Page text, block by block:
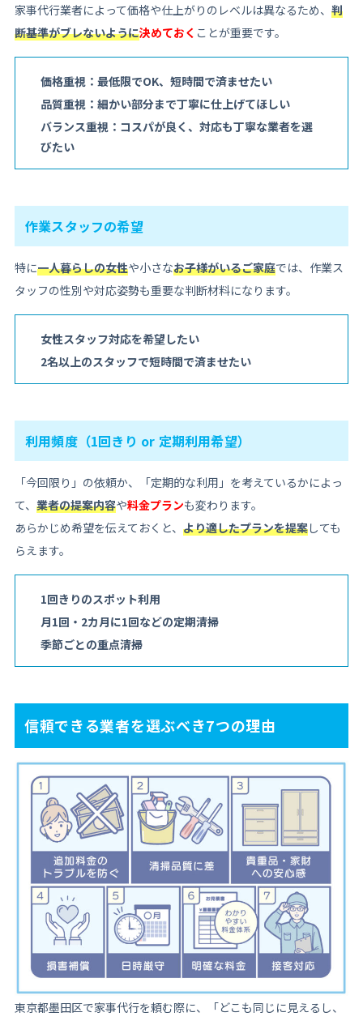
家事代行業者によって価格や仕上がりのレベルは異なるため、 判
断基準がブレないように決めておく ことが重要です。
価格重視：最低限でOK、短時間で済ませたい
品質重視：細かい部分まで丁寧に仕上げてほしい
バランス重視：コスパが良く、対応も丁寧な業者を選
びたい
作業スタッフの希望
特に一人暮らしの女性や小さなお子様がいるご家庭では、作業ス
タッフの性別や対応姿勢も重要な判断材料になります。
女性スタッフ対応を希望したい
2名以上のスタッフで短時間で済ませたい
利用頻度（1回きり or 定期利用希望）
「今回限り」の依頼か、「定期的な利用」を考えているかによっ
て、 業者の提案内容や料金プランも変わります。
あらかじめ希望を伝えておくと、 より適したプランを提案しても
らえます。
1回きりのスポット利用
月1回・2カ月に1回などの定期清掃
季節ごとの重点清掃
信頼できる業者を選ぶべき7つの理由
東京都墨田区で家事代行を頼む際に、「どこも同じに見えるし、